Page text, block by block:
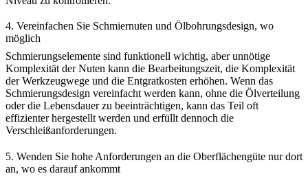
4. Vereinfachen Sie Schmiernuten und Ölbohrungsdesign, wo
möglich
Schmierungselemente sind funktionell wichtig, aber unnötige
Komplexität der Nuten kann die Bearbeitungszeit, die Komplexität
der Werkzeugwege und die Entgratkosten erhöhen. Wenn das
Schmierungsdesign vereinfacht werden kann, ohne die Ölverteilung
oder die Lebensdauer zu beeinträchtigen, kann das Teil oft
effizienter hergestellt werden und erfüllt dennoch die
Verschleißanforderungen.
5. Wenden Sie hohe Anforderungen an die Oberflächengüte nur dort
an, wo es darauf ankommt